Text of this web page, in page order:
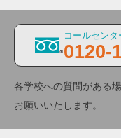
コールセン
0120-
各学校への質問がある
お願いいたします。